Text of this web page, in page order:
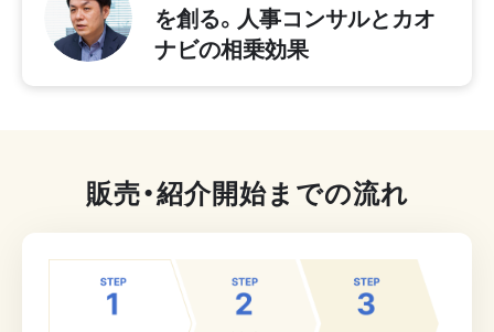
を創る。人事コンサルとカオ
ナビの相乗効果
販売・紹介開始までの流れ